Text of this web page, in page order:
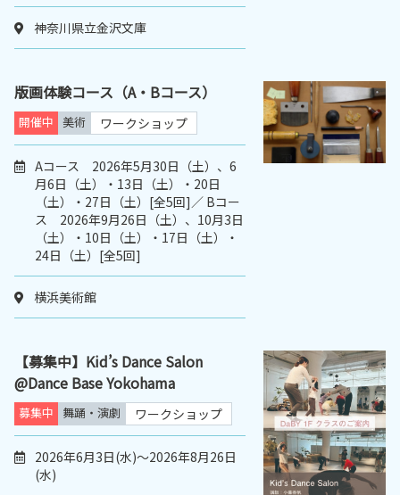
神奈川県立金沢文庫
版画体験コース（A・Bコース）
開催中 美術 ワークショップ
Aコース 2026年5月30日（土）、6
月6日（土）・13日（土）・20日
（土）・27日（土）[全5回]／ Bコー
ス 2026年9月26日（土）、10月3日
（土）・10日（土）・17日（土）・
24日（土）[全5回]
横浜美術館
【募集中】Kid’s Dance Salon
@Dance Base Yokohama
募集中 舞踊・演劇 ワークショップ
2026年6月3日(水)～2026年8月26日
(水)